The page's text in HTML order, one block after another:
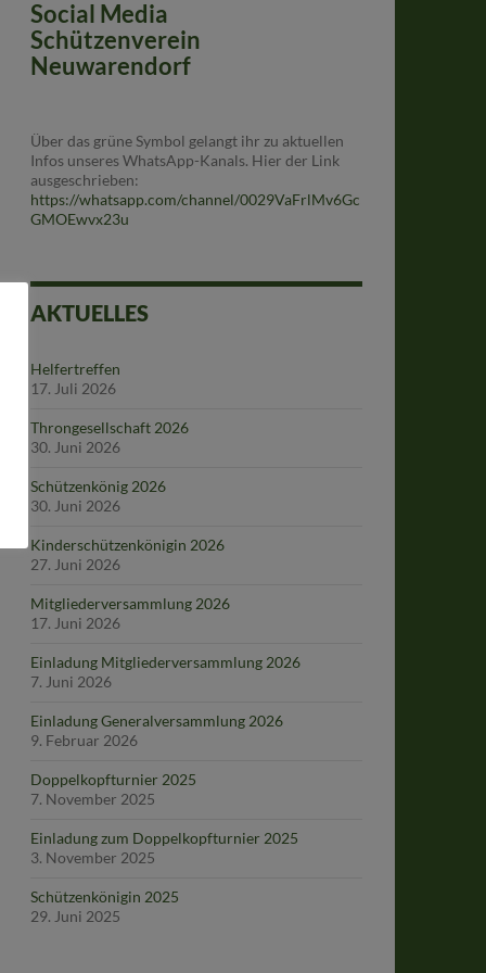
Social Media
Schützenverein
Neuwarendorf
Über das grüne Symbol gelangt ihr zu aktuellen
Infos unseres WhatsApp-Kanals. Hier der Link
ausgeschrieben:
https://whatsapp.com/channel/0029VaFrlMv6Gc
GMOEwvx23u
AKTUELLES
Helfertreffen
17. Juli 2026
Throngesellschaft 2026
30. Juni 2026
Schützenkönig 2026
30. Juni 2026
Kinderschützenkönigin 2026
27. Juni 2026
Mitgliederversammlung 2026
17. Juni 2026
Einladung Mitgliederversammlung 2026
7. Juni 2026
Einladung Generalversammlung 2026
9. Februar 2026
Doppelkopfturnier 2025
7. November 2025
Einladung zum Doppelkopfturnier 2025
3. November 2025
Schützenkönigin 2025
29. Juni 2025